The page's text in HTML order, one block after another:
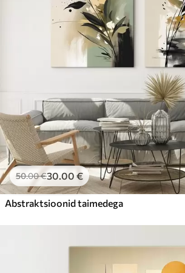
Hind Alates23 .00€
50.00€30.00 €
Abstraktsioonid taimedega